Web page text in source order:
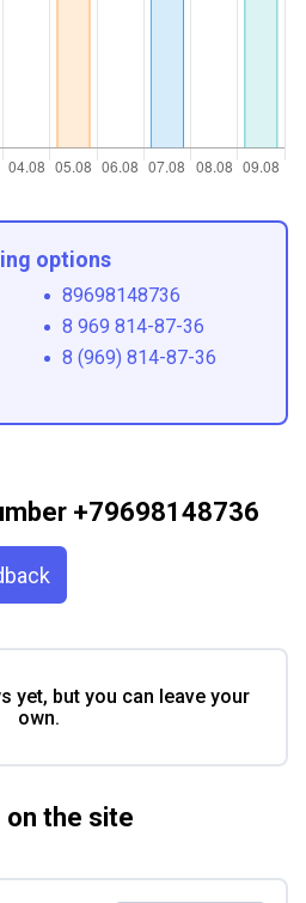
options
89698148736
8 969 814-87-36
8 (969) 814-87-36
+79698148736
yet, but you can leave your
own.
the site